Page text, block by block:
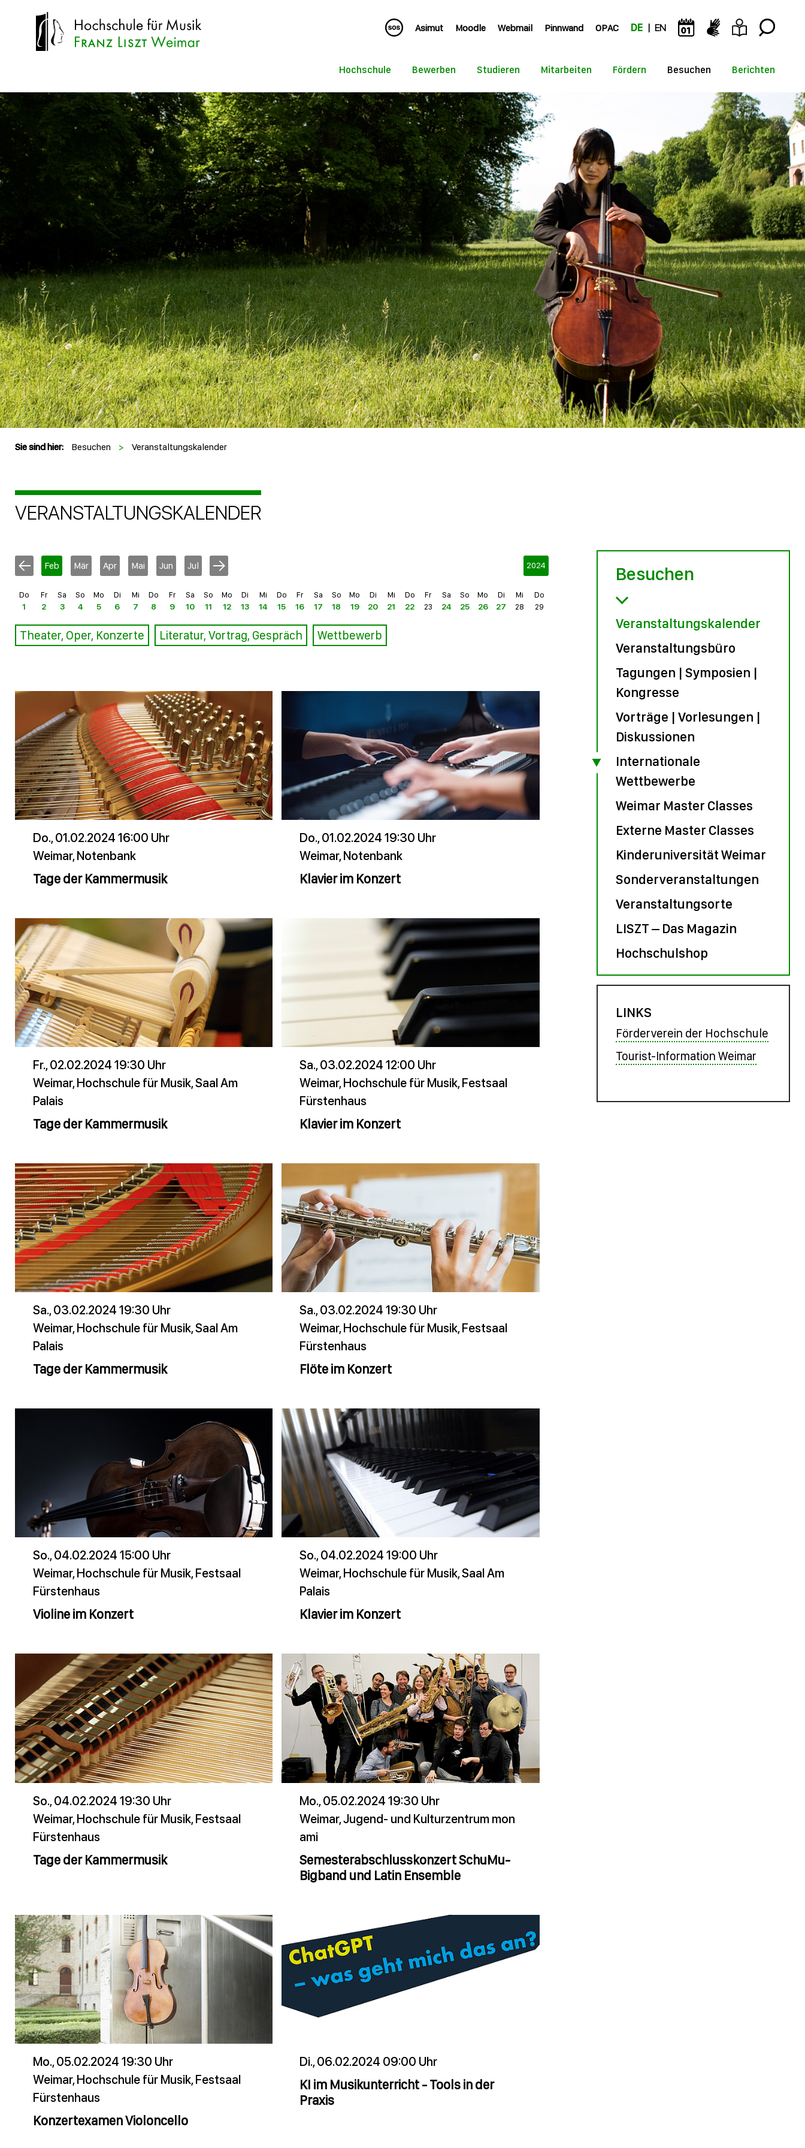
Asimut Moodle Webmail Pinnwand OPAC DE EN
Hochschule Bewerben Studieren Mitarbeiten Fördern Besuchen Berichten
Sie sind hier: Besuchen > Veranstaltungskalender
VERANSTALTUNGSKALENDER
Feb Mär Apr Mai Jun Jul 2024
Do
1
Fr
2
Sa
3
So
4
Mo
5
Di
6
Mi
7
Do
8
Fr
9
Sa
10
So
11
Mo
12
Di
13
Mi
14
Do
15
Fr
16
Sa
17
So
18
Mo
19
Di
20
Mi
21
Do
22
Fr
23
Sa
24
So
25
Mo
26
Di
27
Mi
28
Do
29
Theater, Oper, Konzerte Literatur, Vortrag, Gespräch Wettbewerb
Do., 01.02.2024 16:00 Uhr
Weimar, Notenbank
Tage der Kammermusik
Do., 01.02.2024 19:30 Uhr
Weimar, Notenbank
Klavier im Konzert
Fr., 02.02.2024 19:30 Uhr
Weimar, Hochschule für Musik, Saal Am
Palais
Tage der Kammermusik
Sa., 03.02.2024 12:00 Uhr
Weimar, Hochschule für Musik, Festsaal
Fürstenhaus
Klavier im Konzert
Sa., 03.02.2024 19:30 Uhr
Weimar, Hochschule für Musik, Saal Am
Palais
Tage der Kammermusik
Sa., 03.02.2024 19:30 Uhr
Weimar, Hochschule für Musik, Festsaal
Fürstenhaus
Flöte im Konzert
So., 04.02.2024 15:00 Uhr
Weimar, Hochschule für Musik, Festsaal
Fürstenhaus
Violine im Konzert
So., 04.02.2024 19:00 Uhr
Weimar, Hochschule für Musik, Saal Am
Palais
Klavier im Konzert
So., 04.02.2024 19:30 Uhr
Weimar, Hochschule für Musik, Festsaal
Fürstenhaus
Tage der Kammermusik
Mo., 05.02.2024 19:30 Uhr
Weimar, Jugend- und Kulturzentrum mon
ami
Semesterabschlusskonzert SchuMu-
Bigband und Latin Ensemble
Mo., 05.02.2024 19:30 Uhr
Weimar, Hochschule für Musik, Festsaal
Fürstenhaus
Konzertexamen Violoncello
Di., 06.02.2024 09:00 Uhr
KI im Musikunterricht - Tools in der
Praxis
Besuchen
Veranstaltungskalender
Veranstaltungsbüro
Tagungen | Symposien |
Kongresse
Vorträge | Vorlesungen |
Diskussionen
Internationale
Wettbewerbe
Weimar Master Classes
Externe Master Classes
Kinderuniversität Weimar
Sonderveranstaltungen
Veranstaltungsorte
LISZT – Das Magazin
Hochschulshop
LINKS
Förderverein der Hochschule
Tourist-Information Weimar